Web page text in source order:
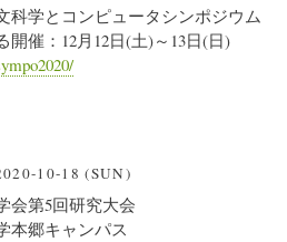
科学とコンピュータシンポジウム
催：12月12日(土)～13日(日)
10-18 (SUN)
会第5回研究大会
本郷キャンパス